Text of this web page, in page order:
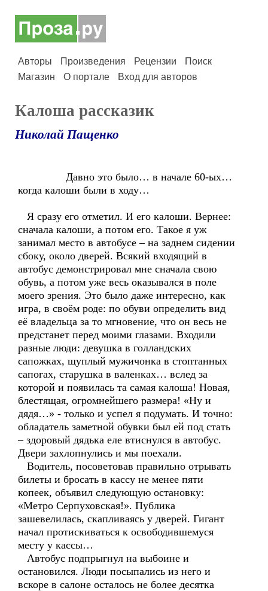
Авторы Произведения Рецензии
Поиск
Магазин
О портале Вход для авторов
Калоша рассказик
Николай Пащенко
Давно это было… в начале 60-ых…
когда калоши были в ходу…
Я сразу его отметил. И его калоши. Вернее:
сначала калоши, а потом его. Такое я уж
занимал место в автобусе – на заднем сидении
сбоку, около дверей. Всякий входящий в
автобус демонстрировал мне сначала свою
обувь, а потом уже весь оказывался в поле
моего зрения. Это было даже интересно, как
игра, в своём роде: по обуви определить вид
её владельца за то мгновение, что он весь не
предстанет перед моими глазами. Входили
разные люди: девушка в голландских
сапожках, щуплый мужичонка в стоптанных
сапогах, старушка в валенках… вслед за
которой и появилась та самая калоша! Новая,
блестящая, огромнейшего размера! «Ну и
дядя…» - только и успел я подумать. И точно:
обладатель заметной обувки был ей под стать
– здоровый дядька еле втиснулся в автобус.
Двери захлопнулись и мы поехали.
Водитель, посоветовав правильно отрывать
билеты и бросать в кассу не менее пяти
копеек, объявил следующую остановку:
«Метро Серпуховская!». Публика
зашевелилась, скапливаясь у дверей. Гигант
начал протискиваться к освободившемуся
месту у кассы…
Автобус подпрыгнул на выбоине и
остановился. Люди посыпались из него и
вскоре в салоне осталось не более десятка